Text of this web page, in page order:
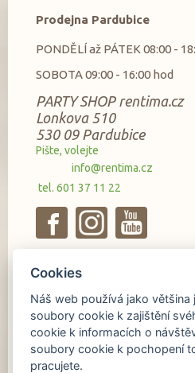
Prodejna Pardubice
PONDĚLÍ až PÁTEK 08:00 -
SOBOTA 09:00 - 16:00 hod
PARTY SHOP rentima.cz
Lonkova 510
530 09 Pardubice
Pište, volejte
info@rentima.cz
tel. 601 37 11 22
Cookies
Náš web používá jako
soubory cookie k zajištění
cookie k informacích o
soubory cookie k pochopení
pracujete.